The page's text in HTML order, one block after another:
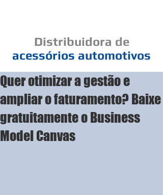
Distribuidora de
acessórios automotivos
Um elo de bons
Quer otimizar a gestão e
ampliar o faturamento? Baixe
gratuitamente o Business
Model Canvas